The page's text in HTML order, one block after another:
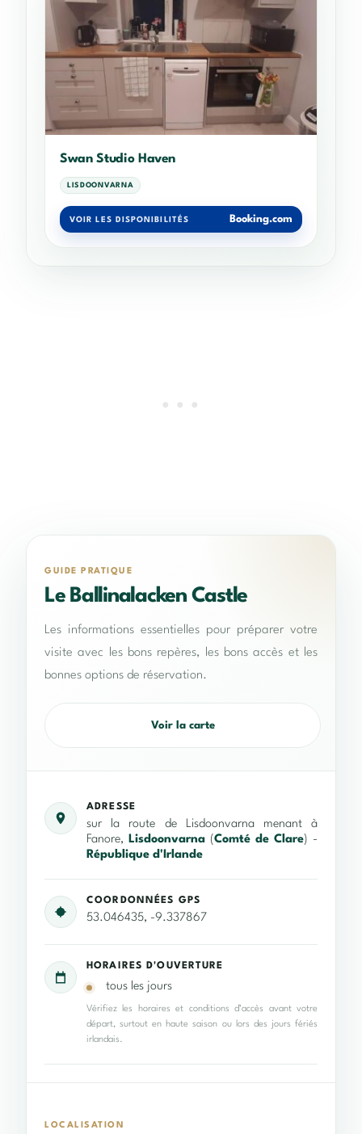
Swan Studio Haven
LISDOONVARNA
VOIR LES DISPONIBILITÉS Booking.com
GUIDE PRATIQUE
Le Ballinalacken Castle
Les informations essentielles pour préparer votre
visite avec les bons repères, les bons accès et les
bonnes options de réservation.
Voir la carte
ADRESSE
sur la route de Lisdoonvarna menant à
Fanore, Lisdoonvarna (Comté de Clare) -
République d'Irlande
COORDONNÉES GPS
53.046435, -9.337867
HORAIRES D'OUVERTURE
tous les jours
Vérifiez les horaires et conditions d’accès avant votre
départ, surtout en haute saison ou lors des jours fériés
irlandais.
LOCALISATION